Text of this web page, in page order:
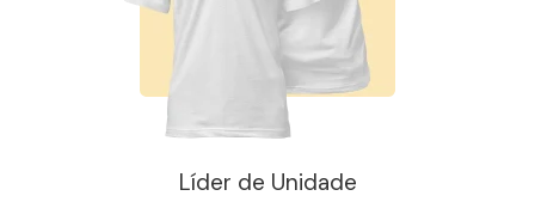
Líder de Unidade